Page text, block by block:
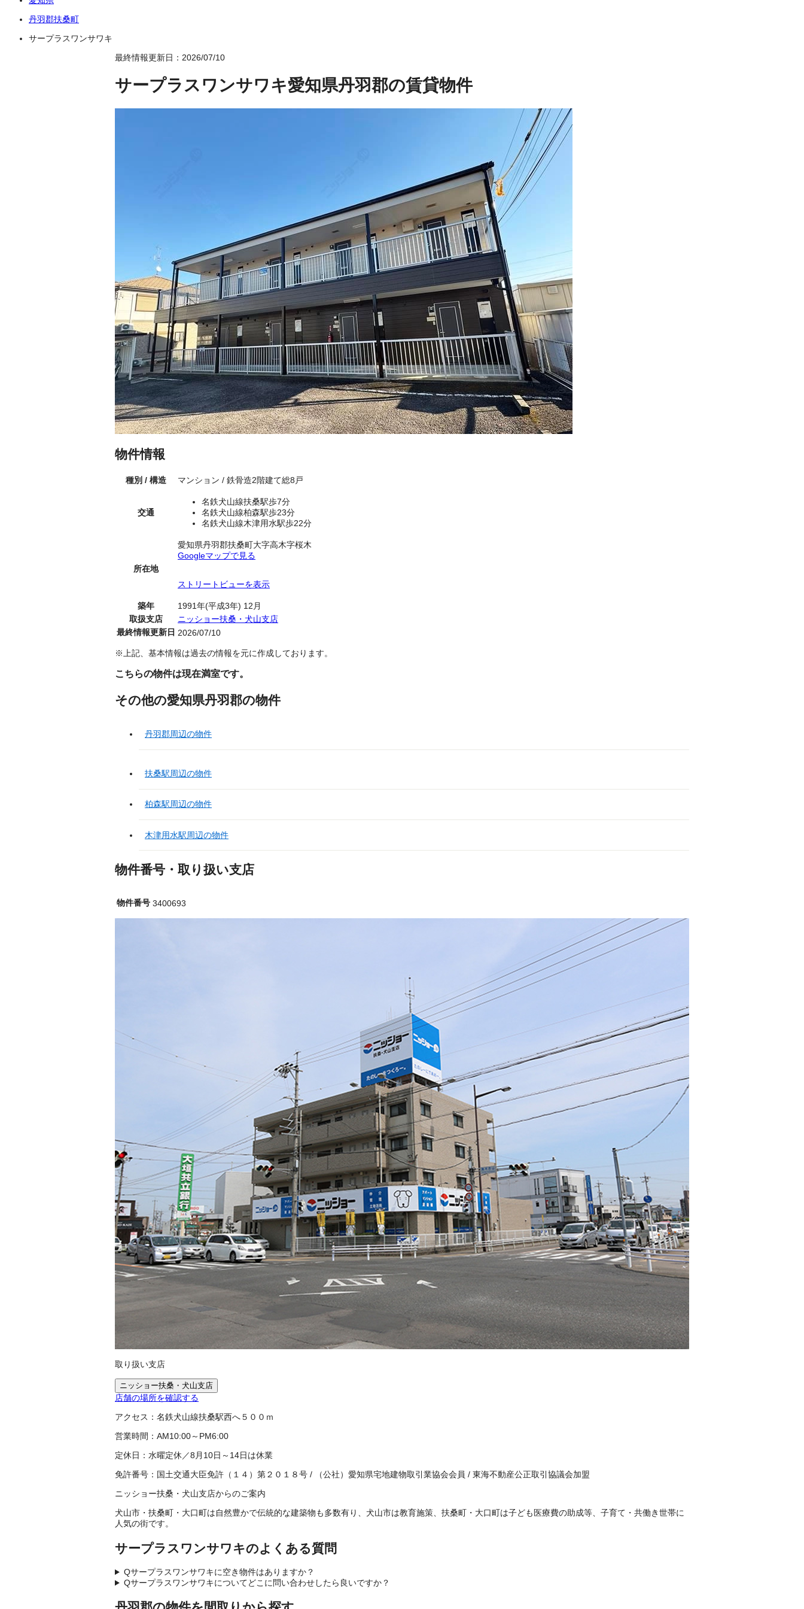
丹羽郡扶桑町
サープラスワンサワキ
最終情報更新日：2026/07/10
サープラスワンサワキ愛知県丹羽郡の賃貸物件
物件情報
種別 / 構造 マンション / 鉄骨造2階建て総8戸
交通
名鉄犬山線扶桑駅歩7分
名鉄犬山線柏森駅歩23分
名鉄犬山線木津用水駅歩22分
所在地
愛知県丹羽郡扶桑町大字高木字桜木
Googleマップで見る
ストリートビューを表示
築年
1991年(平成3年) 12月
取扱支店
ニッショー扶桑・犬山支店
最終情報更新日 2026/07/10
※上記、基本情報は過去の情報を元に作成しております。
こちらの物件は現在満室です。
その他の愛知県丹羽郡の物件
丹羽郡周辺の物件
扶桑駅周辺の物件
柏森駅周辺の物件
木津用水駅周辺の物件
物件番号・取り扱い支店
物件番号 3400693
取り扱い支店
ニッショー扶桑・犬山支店
店舗の場所を確認する
アクセス： 名鉄犬山線扶桑駅西へ５００ｍ
営業時間： AM10:00～PM6:00
定休日： 水曜定休／8月10日～14日は休業
免許番号： 国土交通大臣免許（１４）第２０１８号 / （公社）愛知県宅地建物取引業協会会員 / 東海不動産公正取引協議会加盟
ニッショー扶桑・犬山支店からのご案内
犬山市・扶桑町・大口町は自然豊かで伝統的な建築物も多数有り、犬山市は教育施策、扶桑町・大口町は子ども医療費の助成等、子育て・共働き世帯に
人気の街です。
サープラスワンサワキのよくある質問
Qサープラスワンサワキに空き物件はありますか？
Qサープラスワンサワキについてどこに問い合わせしたら良いですか？